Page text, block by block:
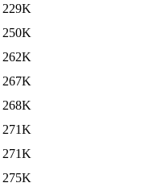
229K
250K
262K
267K
268K
271K
271K
275K